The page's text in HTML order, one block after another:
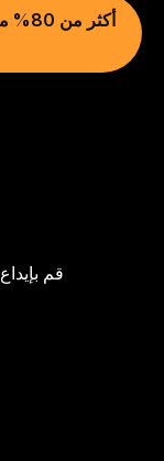
قم بإيداع 500 دولار وتداول 5,000 دولار